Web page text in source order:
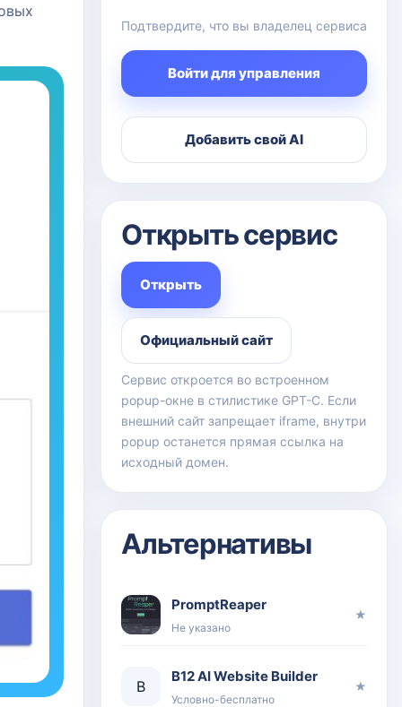
Подтвердите, что вы владелец сервиса
Войти для управления
Добавить свой AI
Открыть сервис
Открыть
Официальный сайт
Сервис откроется во встроенном
popup-окне в стилистике GPT-C. Если
внешний сайт запрещает iframe, внутри
popup останется прямая ссылка на
исходный домен.
Альтернативы
PromptReaper
Не указано
★
B
B12 AI Website Builder
Условно-бесплатно
★